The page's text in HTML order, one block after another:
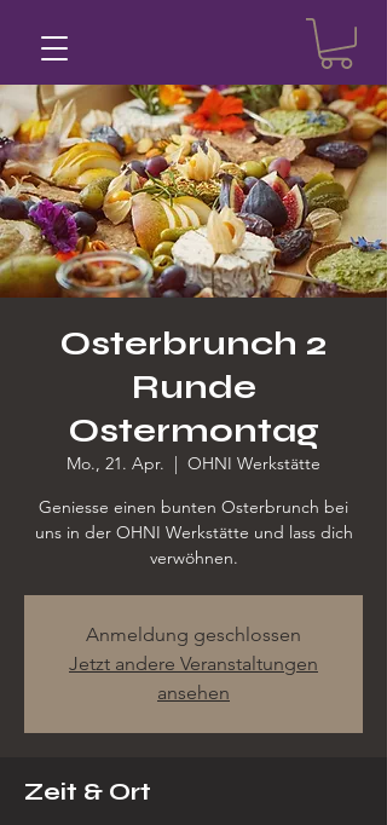
Osterbrunch 2
Runde
Ostermontag
Mo., 21. Apr.
  |
OHNI Werkstätte
Geniesse einen bunten Osterbrunch bei
uns in der OHNI Werkstätte und lass dich
verwöhnen.
Anmeldung geschlossen
Jetzt andere Veranstaltungen
ansehen
Zeit & Ort